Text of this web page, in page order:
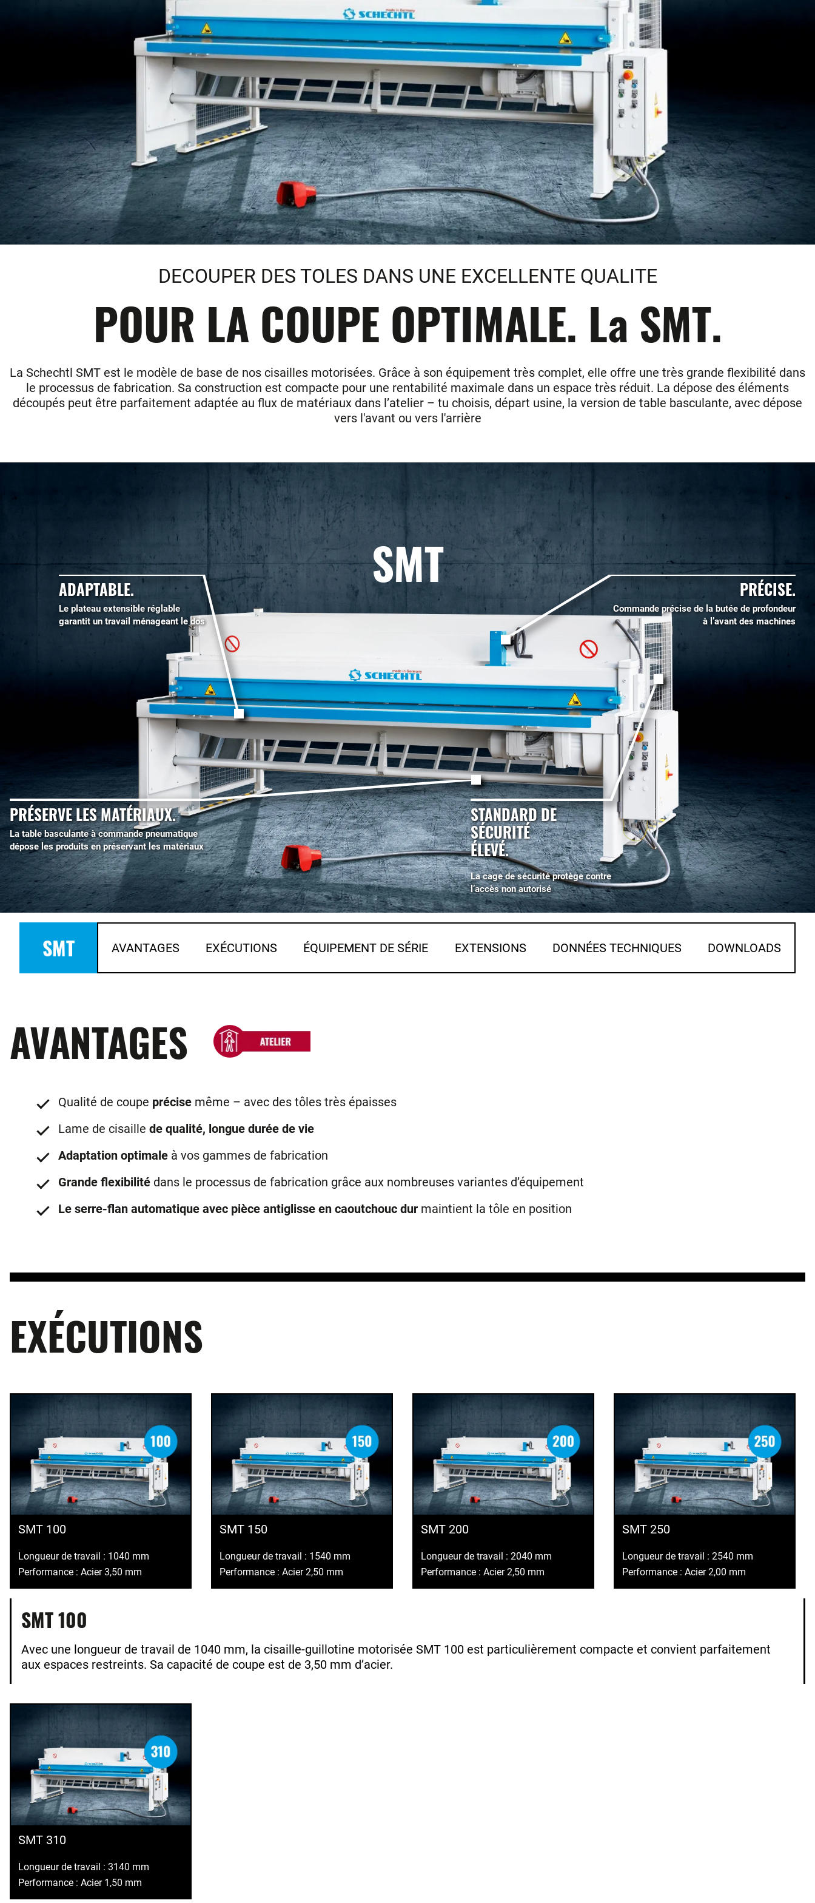
DECOUPER DES TOLES DANS UNE EXCELLENTE QUALITE
POUR LA COUPE OPTIMALE. La SMT.
La Schechtl SMT est le modèle de base de nos cisailles motorisées. Grâce à son équipement très complet, elle offre une très grande flexibilité dans
le processus de fabrication. Sa construction est compacte pour une rentabilité maximale dans un espace très réduit. La dépose des éléments
découpés peut être parfaitement adaptée au flux de matériaux dans l’atelier – tu choisis, départ usine, la version de table basculante, avec dépose
vers l'avant ou vers l'arrière
SMT PRÉCISE.
Commande précise de la butée de profondeur
à l’avant des machines
STANDARD DE
SÉCURITÉ
ÉLEVÉ.
La cage de sécurité protège contre
l’accès non autorisé
ADAPTABLE.
Le plateau extensible réglable
garantit un travail ménageant le dos
PRÉSERVE LES MATÉRIAUX.
La table basculante à commande pneumatique
dépose les produits en préservant les matériaux
SMT AVANTAGES EXÉCUTIONS ÉQUIPEMENT DE SÉRIE EXTENSIONS DONNÉES TECHNIQUES DOWNLOADS
AVANTAGES
Qualité de coupe précise même – avec des tôles très épaisses
Lame de cisaille de qualité, longue durée de vie
Adaptation optimale à vos gammes de fabrication
Grande flexibilité dans le processus de fabrication grâce aux nombreuses variantes d’équipement
Le serre-flan automatique avec pièce antiglisse en caoutchouc dur maintient la tôle en position
EXÉCUTIONS
SMT 100
Longueur de travail : 1040 mm
Performance : Acier 3,50 mm
SMT 150
Longueur de travail : 1540 mm
Performance : Acier 2,50 mm
SMT 200
Longueur de travail : 2040 mm
Performance : Acier 2,50 mm
SMT 250
Longueur de travail : 2540 mm
Performance : Acier 2,00 mm
SMT 100
Avec une longueur de travail de 1040 mm, la cisaille-guillotine motorisée SMT 100 est particulièrement compacte et convient parfaitement
aux espaces restreints. Sa capacité de coupe est de 3,50 mm d’acier.
SMT 310
Longueur de travail : 3140 mm
Performance : Acier 1,50 mm